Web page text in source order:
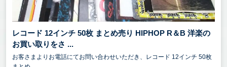
レコード 12インチ 50枚 まとめ売り HIPHOP R＆B 洋楽の
お買い取りをさ ...
お客さまよりお電話にてお問い合わせいただき、レコード 12インチ 50枚